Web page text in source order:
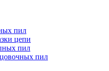
пил
цепи
пил
пил